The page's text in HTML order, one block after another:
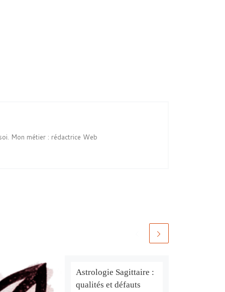
Mon métier : rédactrice Web
Astrologie Sagittaire :
qualités et défauts